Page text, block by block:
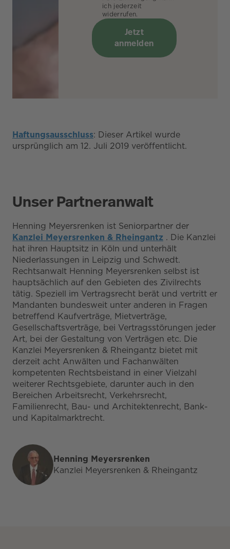
ich jederzeit
widerrufen.
Jetzt
anmelden
Haftungsausschluss: Dieser Artikel wurde
ursprünglich am 12. Juli 2019 veröffentlicht.
Unser Partneranwalt
Henning Meyersrenken ist Seniorpartner der
Kanzlei Meyersrenken & Rheingantz . Die Kanzlei
hat ihren Hauptsitz in Köln und unterhält
Niederlassungen in Leipzig und Schwedt.
Rechtsanwalt Henning Meyersrenken selbst ist
hauptsächlich auf den Gebieten des Zivilrechts
tätig. Speziell im Vertragsrecht berät und vertritt er
Mandanten bundesweit unter anderen in Fragen
betreffend Kaufverträge, Mietverträge,
Gesellschaftsverträge, bei Vertragsstörungen jeder
Art, bei der Gestaltung von Verträgen etc. Die
Kanzlei Meyersrenken & Rheingantz bietet mit
derzeit acht Anwälten und Fachanwälten
kompetenten Rechtsbeistand in einer Vielzahl
weiterer Rechtsgebiete, darunter auch in den
Bereichen Arbeitsrecht, Verkehrsrecht,
Familienrecht, Bau- und Architektenrecht, Bank-
und Kapitalmarktrecht.
Henning Meyersrenken
Kanzlei Meyersrenken & Rheingantz